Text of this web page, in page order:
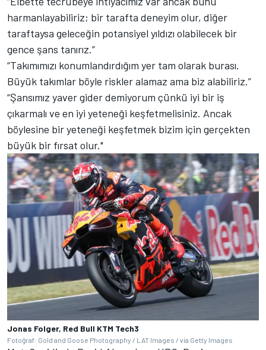
harmanlayabiliriz; bir tarafta deneyim olur, diğer
taraftaysa geleceğin potansiyel yıldızı olabilecek bir
gence şans tanırız.”
“Takımımızı konumlandırdığım yer tam olarak burası.
Büyük takımlar böyle riskler alamaz ama biz alabiliriz.”
“Şansımız yaver gider demiyorum çünkü iyi bir iş
çıkarmalı ve en iyi yeteneği keşfetmelisiniz. Ancak
böylesine bir yeteneği keşfetmek bizim için gerçekten
büyük bir fırsat olur."
Jonas Folger, Red Bull KTM Tech3
Fotoğraf: Gold and Goose Photography / LAT Images / via Getty Images